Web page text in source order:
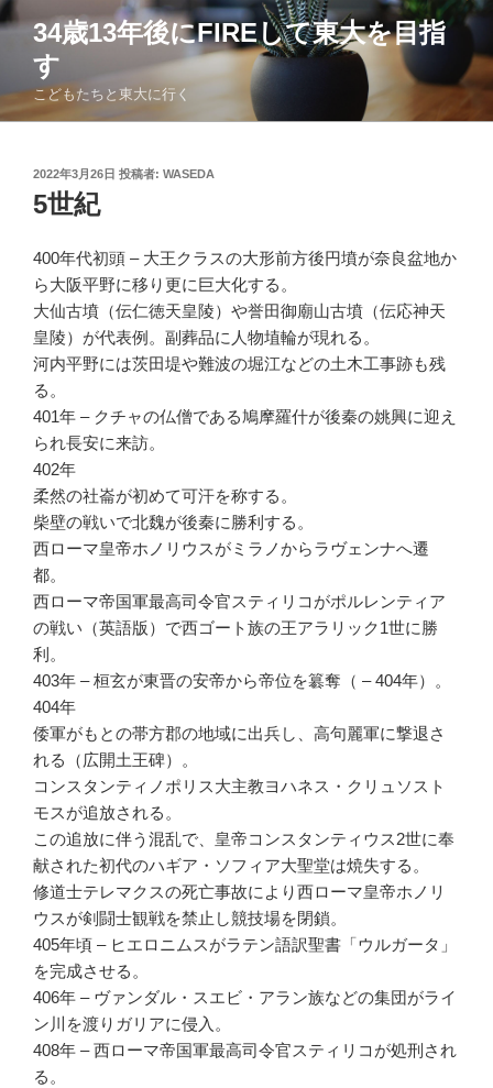
コ
ン
ツ
34歳13年後にFIREして東大を目指
す
こどもたちと東大に行く
投
稿
日:
2022年3月26日 投稿者: WASEDA
5世紀
400年代初頭 – 大王クラスの大形前方後円墳が奈良盆地か
ら大阪平野に移り更に巨大化する。
大仙古墳（伝仁徳天皇陵）や誉田御廟山古墳（伝応神天
皇陵）が代表例。副葬品に人物埴輪が現れる。
河内平野には茨田堤や難波の堀江などの土木工事跡も残
る。
401年 – クチャの仏僧である鳩摩羅什が後秦の姚興に迎え
られ長安に来訪。
402年
柔然の社崙が初めて可汗を称する。
柴壁の戦いで北魏が後秦に勝利する。
西ローマ皇帝ホノリウスがミラノからラヴェンナへ遷
都。
西ローマ帝国軍最高司令官スティリコがポルレンティア
の戦い（英語版）で西ゴート族の王アラリック1世に勝
利。
403年 – 桓玄が東晋の安帝から帝位を簒奪（ – 404年）。
404年
倭軍がもとの帯方郡の地域に出兵し、高句麗軍に撃退さ
れる（広開土王碑）。
コンスタンティノポリス大主教ヨハネス・クリュソスト
モスが追放される。
この追放に伴う混乱で、皇帝コンスタンティウス2世に奉
献された初代のハギア・ソフィア大聖堂は焼失する。
修道士テレマクスの死亡事故により西ローマ皇帝ホノリ
ウスが剣闘士観戦を禁止し競技場を閉鎖。
405年頃 – ヒエロニムスがラテン語訳聖書「ウルガータ」
を完成させる。
406年 – ヴァンダル・スエビ・アラン族などの集団がライ
ン川を渡りガリアに侵入。
408年 – 西ローマ帝国軍最高司令官スティリコが処刑され
る。